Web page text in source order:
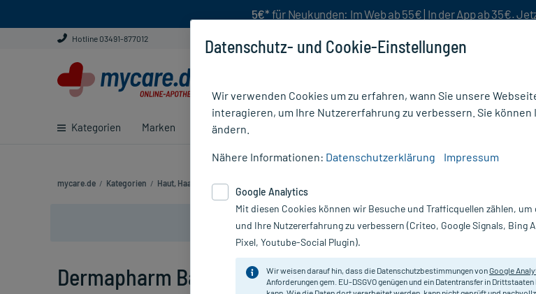
5€* für Neukunden: Im Web ab 55€ | In der App ab 35€.
Hotline 03491-877012
Kategorien Marken Ratgeber
mycare.de / Kategorien / Haut, Haare & Nägel
Nur für kurze Zeit:Gratis-Versand* ab 19€
Dermapharm Basissalbe, 50 g
Zur einer
Datenschutz- und Cookie-Einstellungen
Wir verwenden Cookies um zu erfahren, wann Sie unsere
interagieren, um Ihre Nutzererfahrung zu verbessern. Sie
ändern.
Nähere Informationen: Datenschutzerklärung Impressum
Google Analytics
Mit diesen Cookies können wir Besuche und Trafficquellen zählen,
und Ihre Nutzererfahrung zu verbessern (Criteo, Google Signals, Bing
Pixel, Youtube-Social Plugin).
Wir weisen darauf hin, dass die Datenschutzbestimmungen vonGoogle
Anforderungen gem. EU-DSGVO genügen und ein Datentransfer in